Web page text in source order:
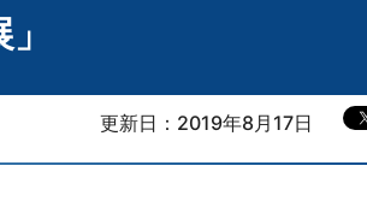
更新日：2019年8月17日